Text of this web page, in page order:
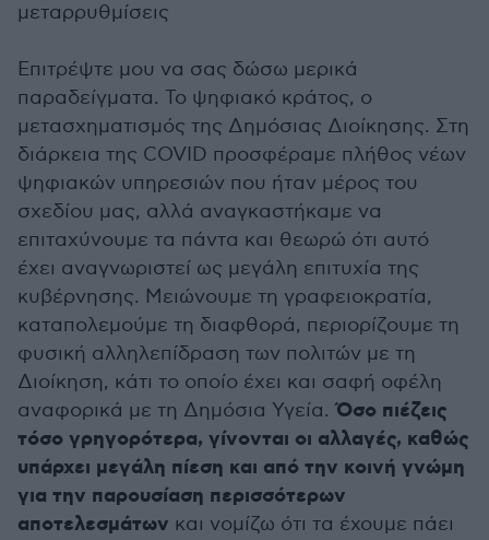
μεταρρυθμίσεις
Επιτρέψτε μου να σας δώσω μερικά
παραδείγματα. Το ψηφιακό κράτος, ο
μετασχηματισμός της Δημόσιας Διοίκησης. Στη
διάρκεια της COVID προσφέραμε πλήθος νέων
ψηφιακών υπηρεσιών που ήταν μέρος του
σχεδίου μας, αλλά αναγκαστήκαμε να
επιταχύνουμε τα πάντα και θεωρώ ότι αυτό
έχει αναγνωριστεί ως μεγάλη επιτυχία της
κυβέρνησης. Μειώνουμε τη γραφειοκρατία,
καταπολεμούμε τη διαφθορά, περιορίζουμε τη
φυσική αλληλεπίδραση των πολιτών με τη
Διοίκηση, κάτι το οποίο έχει και σαφή οφέλη
αναφορικά με τη Δημόσια Υγεία. Όσο πιέζεις
τόσο γρηγορότερα, γίνονται οι αλλαγές, καθώς
υπάρχει μεγάλη πίεση και από την κοινή γνώμη
για την παρουσίαση περισσότερων
αποτελεσμάτων και νομίζω ότι τα έχουμε πάει